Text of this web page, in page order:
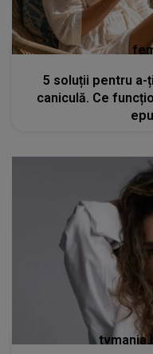
5 soluții pentru a-
caniculă. Ce